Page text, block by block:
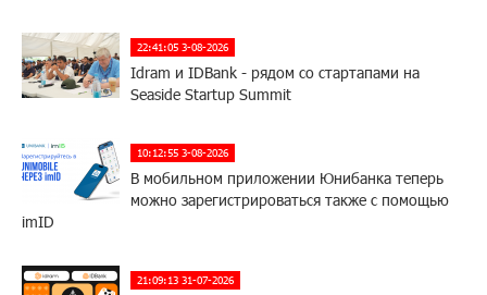
22:41:05 3-08-2026
Idram и IDBank - рядом со стартапами на
Seaside Startup Summit
10:12:55 3-08-2026
В мобильном приложении Юнибанка теперь
можно зарегистрироваться также с помощью
imID
21:09:13 31-07-2026